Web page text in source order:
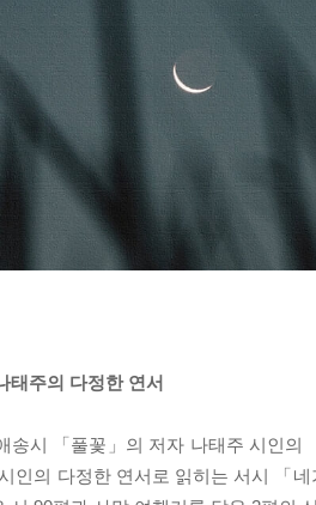
태주의 다정한 연서
송시 「풀꽃」의 저자 나태주 시인의
인의 다정한 연서로 읽히는 서시 「